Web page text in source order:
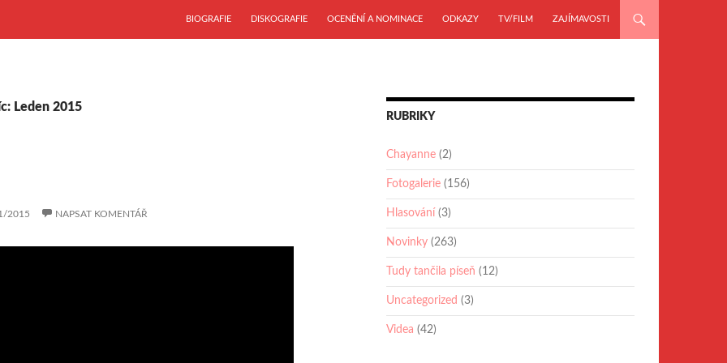
BIOGRAFIE
DISKOGRAFIE OCENĚNÍ A NOMINACE ODKAZY TV/FILM ZAJÍMAVOSTI
Leden 2015
2015 NAPSAT KOMENTÁŘ
RUBRIKY
Chayanne (2)
Fotogalerie (156)
Hlasování (3)
Novinky (263)
Tudy tančila píseň (12)
Uncategorized (3)
Videa (42)